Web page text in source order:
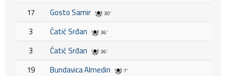
17 Gosto Samir 30'
3 Ćatić Srđan 36'
3 Ćatić Srđan 36'
19 Bundavica Almedin 7'